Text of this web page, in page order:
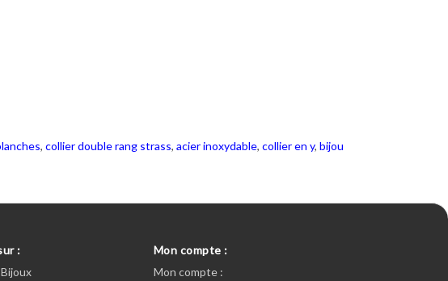
, collier double rang strass, acier inoxydable, collier en y, bijou
:
Mon compte :
Mon compte :